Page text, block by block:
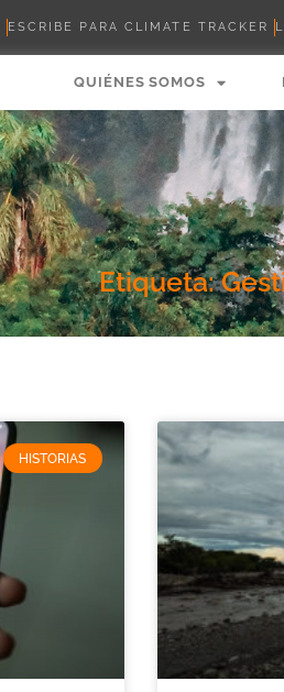
ESCRIBE PARA CLIMATE TRACKER
QUIÉNES SOMOS
Etiqueta:
HISTORIAS